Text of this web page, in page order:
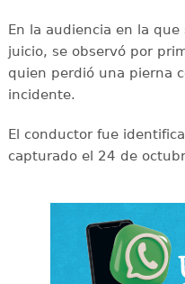
En la audiencia en la
juicio, se observó por
quien perdió una pierna
incidente.
El conductor fue
capturado el 24 de